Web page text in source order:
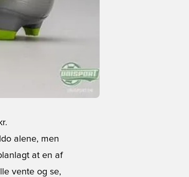
alene, men
at en af
vente og se,